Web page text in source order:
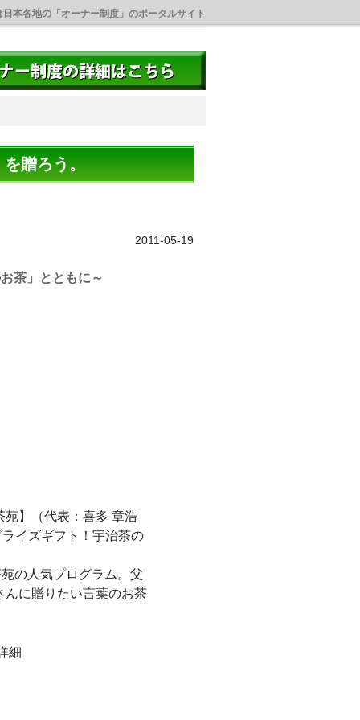
本各地の「オーナー制度」のポータルサイト
を贈ろう。
2011-05-19
茶」とともに～
苑】（代表：喜多 章浩
イズギフト！宇治茶の
の人気プログラム。父
んに贈りたい言葉のお茶
細